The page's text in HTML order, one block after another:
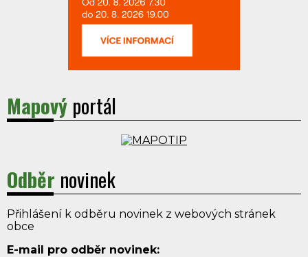
Mapový portál
Odběr novinek
Přihlášení k odběru novinek z webových stránek
obce
E-mail pro odběr novinek: